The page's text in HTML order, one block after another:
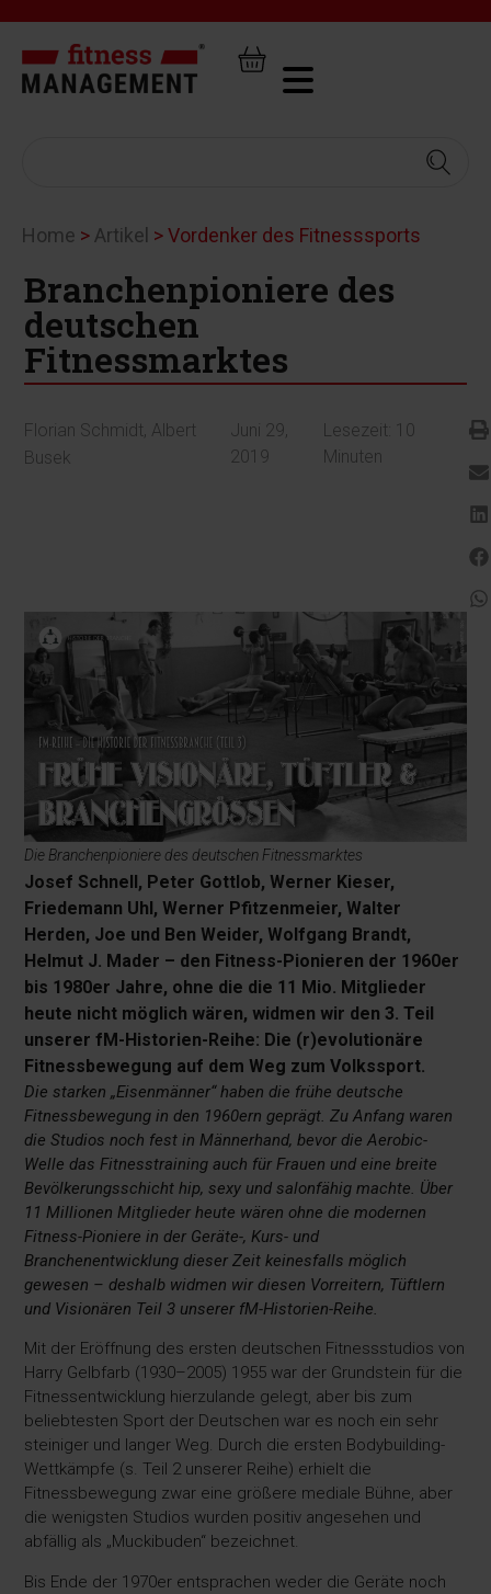
Home > Artikel >Vordenker des Fitnesssports
Branchenpioniere des
deutschen
Fitnessmarktes
Florian Schmidt, Albert
Busek
Juni 29,
2019
Lesezeit: 10
Minuten
Die Branchenpioniere des deutschen Fitnessmarktes
Josef Schnell, Peter Gottlob, Werner Kieser,
Friedemann Uhl, Werner Pfitzenmeier, Walter
Herden, Joe und Ben Weider, Wolfgang Brandt,
Helmut J. Mader – den Fitness-Pionieren der 1960er
bis 1980er Jahre, ohne die die 11 Mio. Mitglieder
heute nicht möglich wären, widmen wir den 3. Teil
unserer fM-Historien-Reihe: Die (r)evolutionäre
Fitnessbewegung auf dem Weg zum Volkssport.
Die starken „Eisenmänner“ haben die frühe deutsche
Fitnessbewegung in den 1960ern geprägt. Zu Anfang waren
die Studios noch fest in Männerhand, bevor die Aerobic-
Welle das Fitnesstraining auch für Frauen und eine breite
Bevölkerungsschicht hip, sexy und salonfähig machte. Über
11 Millionen Mitglieder heute wären ohne die modernen
Fitness-Pioniere in der Geräte-, Kurs- und
Branchenentwicklung dieser Zeit keinesfalls möglich
gewesen – deshalb widmen wir diesen Vorreitern, Tüftlern
und Visionären Teil 3 unserer fM-Historien-Reihe.
Mit der Eröffnung des ersten deutschen Fitnessstudios von
Harry Gelbfarb (1930–2005) 1955 war der Grundstein für die
Fitnessentwicklung hierzulande gelegt, aber bis zum
beliebtesten Sport der Deutschen war es noch ein sehr
steiniger und langer Weg. Durch die ersten Bodybuilding-
Wettkämpfe (s. Teil 2 unserer Reihe) erhielt die
Fitnessbewegung zwar eine größere mediale Bühne, aber
die wenigsten Studios wurden positiv angesehen und
abfällig als „Muckibuden“ bezeichnet.
Bis Ende der 1970er entsprachen weder die Geräte noch